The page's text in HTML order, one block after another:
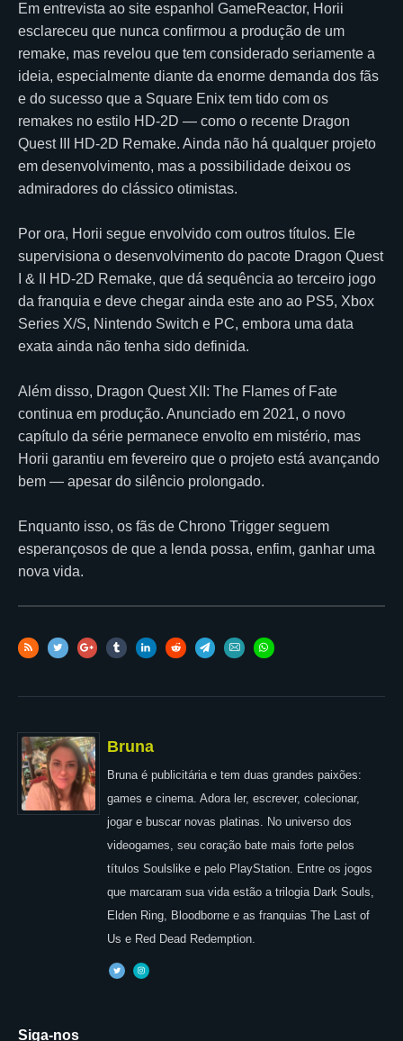
Em entrevista ao site espanhol GameReactor, Horii
esclareceu que nunca confirmou a produção de um
remake, mas revelou que tem considerado seriamente a
ideia, especialmente diante da enorme demanda dos fãs
e do sucesso que a Square Enix tem tido com os
remakes no estilo HD-2D — como o recente Dragon
Quest III HD-2D Remake. Ainda não há qualquer projeto
em desenvolvimento, mas a possibilidade deixou os
admiradores do clássico otimistas.
Por ora, Horii segue envolvido com outros títulos. Ele
supervisiona o desenvolvimento do pacote Dragon Quest
I & II HD-2D Remake, que dá sequência ao terceiro jogo
da franquia e deve chegar ainda este ano ao PS5, Xbox
Series X/S, Nintendo Switch e PC, embora uma data
exata ainda não tenha sido definida.
Além disso, Dragon Quest XII: The Flames of Fate
continua em produção. Anunciado em 2021, o novo
capítulo da série permanece envolto em mistério, mas
Horii garantiu em fevereiro que o projeto está avançando
bem — apesar do silêncio prolongado.
Enquanto isso, os fãs de Chrono Trigger seguem
esperançosos de que a lenda possa, enfim, ganhar uma
nova vida.
Bruna
Bruna é publicitária e tem duas grandes paixões:
games e cinema. Adora ler, escrever, colecionar,
jogar e buscar novas platinas. No universo dos
videogames, seu coração bate mais forte pelos
títulos Soulslike e pelo PlayStation. Entre os jogos
que marcaram sua vida estão a trilogia Dark Souls,
Elden Ring, Bloodborne e as franquias The Last of
Us e Red Dead Redemption.
Siga-nos